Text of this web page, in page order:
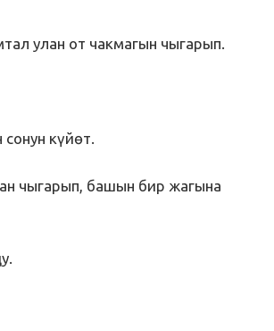
улан от чакмагын чыгарып.
күйөт.
чыгарып, башын бир жагына